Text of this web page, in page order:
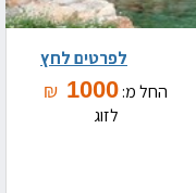
החל מ:1000
₪
לזוג
לפרטים לחץ